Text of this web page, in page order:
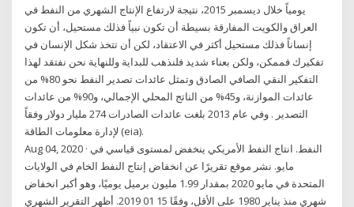
يومياً خلال ديسمبر 2015، نتيجة لارتفاع الإنتاج الشهري من النفط في
العراق والكويت المفارقة بسيطة أن تكون نبياً فذلك مستحيل، أن تكون
إنساناً فذلك مستحيل أكثر في الاعتقاد، لكن أن تتخذ شكل الإنسان في
تفكيرك فممكن، ولكن بعناء شديد فلنذهب للبداية وللنهاية نحن نفتقد لهذا
التفكير النقي الصافي الصادق وتمثل عائدات تصدير النفط نحو 80% من
عائدات الموازنة، و45% من الناتج المحلي الإجمالي، و90% من عائدات
التصدير . وفي عام 2013 بلغت عائدات الصادرات 274 مليار دولار وفقاً
لإدارة معلومات الطاقة (eia).
Aug 04, 2020 · النفط. انتاج النفط الأمريكي ينخفض لمستوى قياسي في
مايو. نشر موقع تقريرًا عن انخفاض إنتاج النفط الخام في الولايات
المتحدة في مايو 2020 بمقدار 1.99 مليون برميل يوميًا، وهو أكبر انخفاض
شهري منذ يناير 1980 على الأقل، وفقًا 15 01 2019. أظهر التقرير الشهري